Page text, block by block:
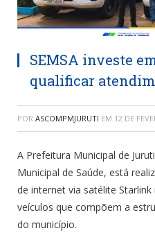
SEMSA investe
qualificar
POR ASCOMPMJURUTI EM 12 DE
A Prefeitura Municipal de
Municipal de Saúde, está
de internet via satélite
veículos que compõem a
do município.